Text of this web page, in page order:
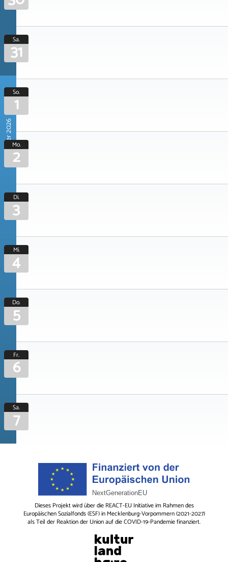
Sa.
31
November 2026
So.
1
Mo.
2
Di.
3
Mi.
4
Do.
5
Fr.
6
Sa.
7
Dieses Projekt wird über die REACT-EU Initiative im Rahmen des
Europäischen Sozialfonds (ESF) in Mecklenburg-Vorpommern (2021-2027)
als Teil der Reaktion der Union auf die COVID-19-Pandemie finanziert.